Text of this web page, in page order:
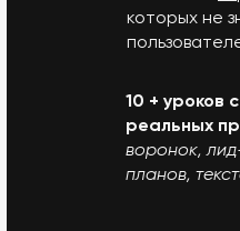
которых не
10 + уроков
реальных
воронок,
планов,